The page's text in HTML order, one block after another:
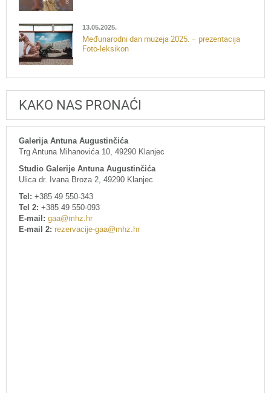
13.05.2025.
Međunarodni dan muzeja 2025. – prezentacija
Foto-leksikon
KAKO NAS PRONAĆI
Galerija Antuna Augustinčića
Trg Antuna Mihanovića 10, 49290 Klanjec
Studio Galerije Antuna Augustinčića
Ulica dr. Ivana Broza 2, 49290 Klanjec
Tel: +385 49 550-343
Tel 2: +385 49 550-093
E-mail: gaa@mhz.hr
E-mail 2: rezervacije-gaa@mhz.hr